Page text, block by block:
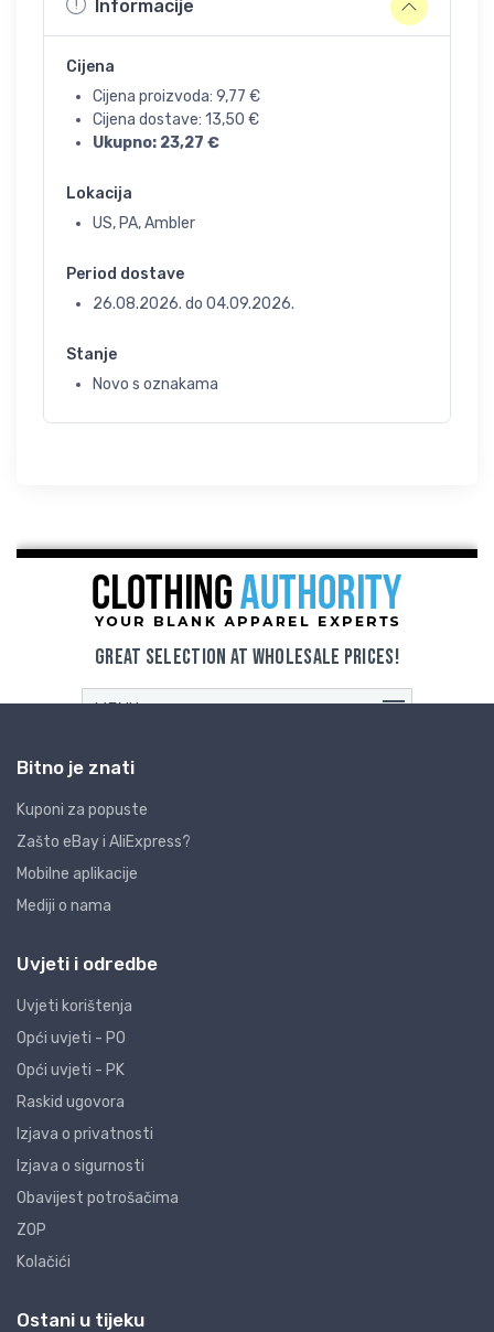
Informacije
Cijena
Cijena proizvoda: 9,77 €
Cijena dostave: 13,50 €
Ukupno: 23,27 €
Lokacija
US, PA, Ambler
Period dostave
26.08.2026. do 04.09.2026.
Stanje
Novo s oznakama
Bitno je znati
Kuponi za popuste
Zašto eBay i AliExpress?
Mobilne aplikacije
Mediji o nama
Uvjeti i odredbe
Uvjeti korištenja
Opći uvjeti - PO
Opći uvjeti - PK
Raskid ugovora
Izjava o privatnosti
Izjava o sigurnosti
Obavijest potrošačima
ZOP
Kolačići
Ostani u tijeku